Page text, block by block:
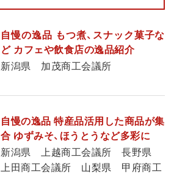
自慢の逸品 もつ煮、スナック菓子な
ど カフェや飲食店の逸品紹介
新潟県 加茂商工会議所
自慢の逸品 特産品活用した商品が集
合 ゆずみそ、ほうとうなど多彩に
新潟県 上越商工会議所 長野県
上田商工会議所 山梨県 甲府商工